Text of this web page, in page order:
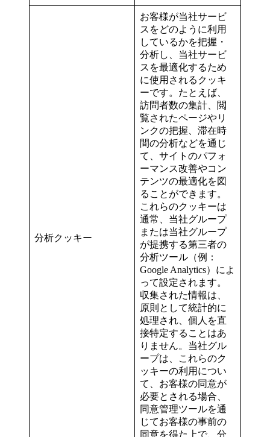
分析クッキー
お客様が当社サービ
スをどのように利用
しているかを把握・
分析し、当社サービ
スを最適化するため
に使用されるクッキ
ーです。たとえば、
訪問者数の集計、閲
覧されたページやリ
ンクの把握、滞在時
間の分析などを通じ
て、サイトのパフォ
ーマンス改善やコン
テンツの最適化を図
ることができます。
これらのクッキーは
通常、当社グループ
または当社グループ
が提携する第三者の
分析ツール（例：
Google Analytics）によ
って設定されます。
収集された情報は、
原則として統計的に
処理され、個人を直
接特定することはあ
りません。当社グル
ープは、これらのク
ッキーの利用につい
て、お客様の同意が
必要とされる場合、
同意管理ツールを通
じてお客様の事前の
同意を得た上で、分